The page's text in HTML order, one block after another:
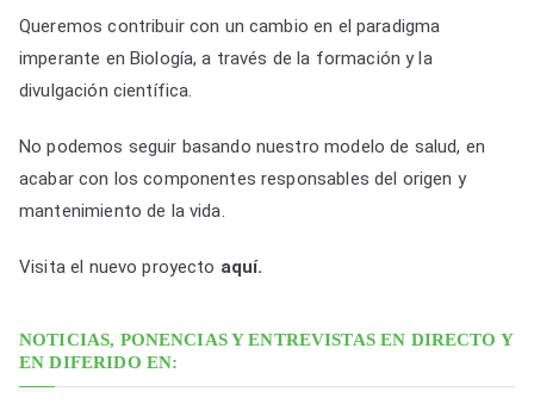
i
o
n
s
p
o
f
c
h
Queremos contribuir con un cambio en el paradigma
imperante en Biología, a través de la formación y la
divulgación científica.
No podemos seguir basando nuestro modelo de salud, en
acabar con los componentes responsables del origen y
mantenimiento de la vida.
Visita el nuevo proyecto aquí.
NOTICIAS, PONENCIAS Y ENTREVISTAS EN DIRECTO Y
EN DIFERIDO EN: